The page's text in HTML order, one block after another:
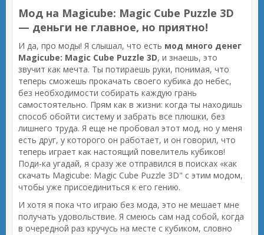
Мод на Magicube: Magic Cube Puzzle 3D
— деньги не главное, но приятно!
И да, про моды! Я слышал, что есть мод много денег
Magicube: Magic Cube Puzzle 3D, и знаешь, это
звучит как мечта. Ты потираешь руки, понимая, что
теперь сможешь прокачать своего кубика до небес,
без необходимости собирать каждую грань
самостоятельно. Прям как в жизни: когда ты находишь
способ обойти систему и забрать все плюшки, без
лишнего труда. Я еще не пробовал этот мод, но у меня
есть друг, у которого он работает, и он говорил, что
теперь играет как настоящий повелитель кубиков!
Поди-ка угадай, я сразу же отправился в поисках «как
скачать Magicube: Magic Cube Puzzle 3D" с этим модом,
чтобы уже присоединиться к его гению.
И хотя я пока что играю без мода, это не мешает мне
получать удовольствие. Я смеюсь сам над собой, когда
в очередной раз кручусь на месте с кубиком, словно